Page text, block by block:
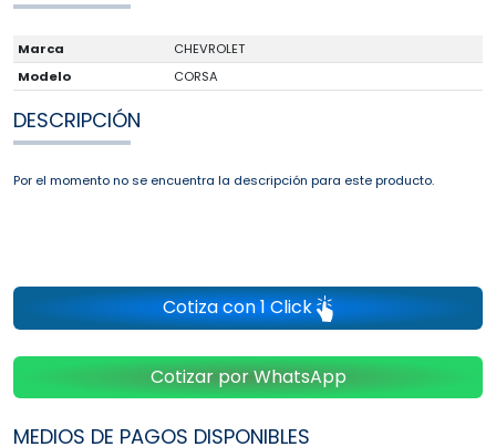
Marca
CHEVROLET
Modelo
CORSA
DESCRIPCIÓN
Por el momento no se encuentra la descripción para este producto.
Cotiza con 1 Click
Cotizar por WhatsApp
MEDIOS DE PAGOS DISPONIBLES